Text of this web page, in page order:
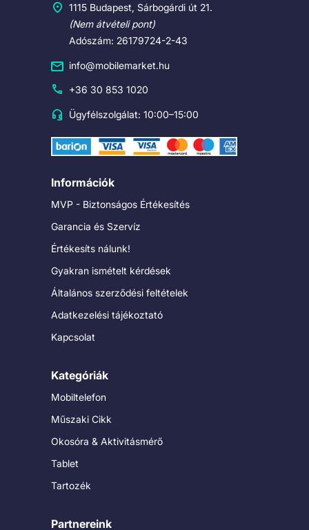
1115 Budapest, Sárbogárdi út 21.
(Nem átvételi pont)
Adószám: 26179724-2-43
info@mobilemarket.hu
+36 30 853 1020
Ügyfélszolgálat: 10:00–15:00
Információk
MVP - Biztonságos Értékesítés
Garancia és Szervíz
Értékesíts nálunk!
Gyakran ismételt kérdések
Általános szerződési feltételek
Adatkezelési tájékoztató
Kapcsolat
Kategóriák
Mobiltelefon
Műszaki Cikk
Okosóra & Aktivitásmérő
Tablet
Tartozék
Partnereink